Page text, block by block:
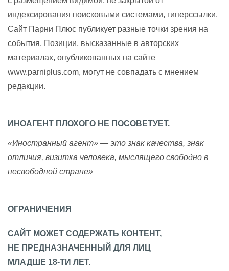
индексирования поисковыми системами, гиперссылки.
Сайт Парни Плюс публикует разные точки зрения на
события. Позиции, высказанные в авторских
материалах, опубликованных на сайте
www.parniplus.com, могут не совпадать с мнением
редакции.
ИНОАГЕНТ ПЛОХОГО НЕ ПОСОВЕТУЕТ.
«Иностранный агент» — это знак качества, знак
отличия, визитка человека, мыслящего свободно в
несвободной стране»
ОГРАНИЧЕНИЯ
САЙТ МОЖЕТ СОДЕРЖАТЬ КОНТЕНТ,
НЕ ПРЕДНАЗНАЧЕННЫЙ ДЛЯ ЛИЦ
МЛАДШЕ 18-ТИ ЛЕТ.